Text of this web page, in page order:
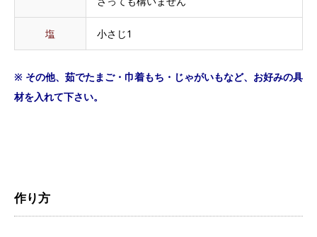
塩 小さじ1
※ その他、茹でたまご・巾着もち・じゃがいもなど、お好みの具
材を入れて下さい。
作り方